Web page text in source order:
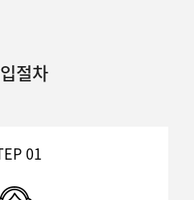
절차
01